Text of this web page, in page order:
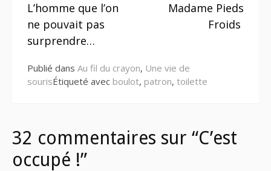
la
suite
L’homme que l’on
ne pouvait pas
surprendre…
Madame Pieds
Froids
Publié dans Au fil du crayon, Une vie de
sourisÉtiqueté avec boulot, patron, toilette
32 commentaires sur “C’est
occupé !”